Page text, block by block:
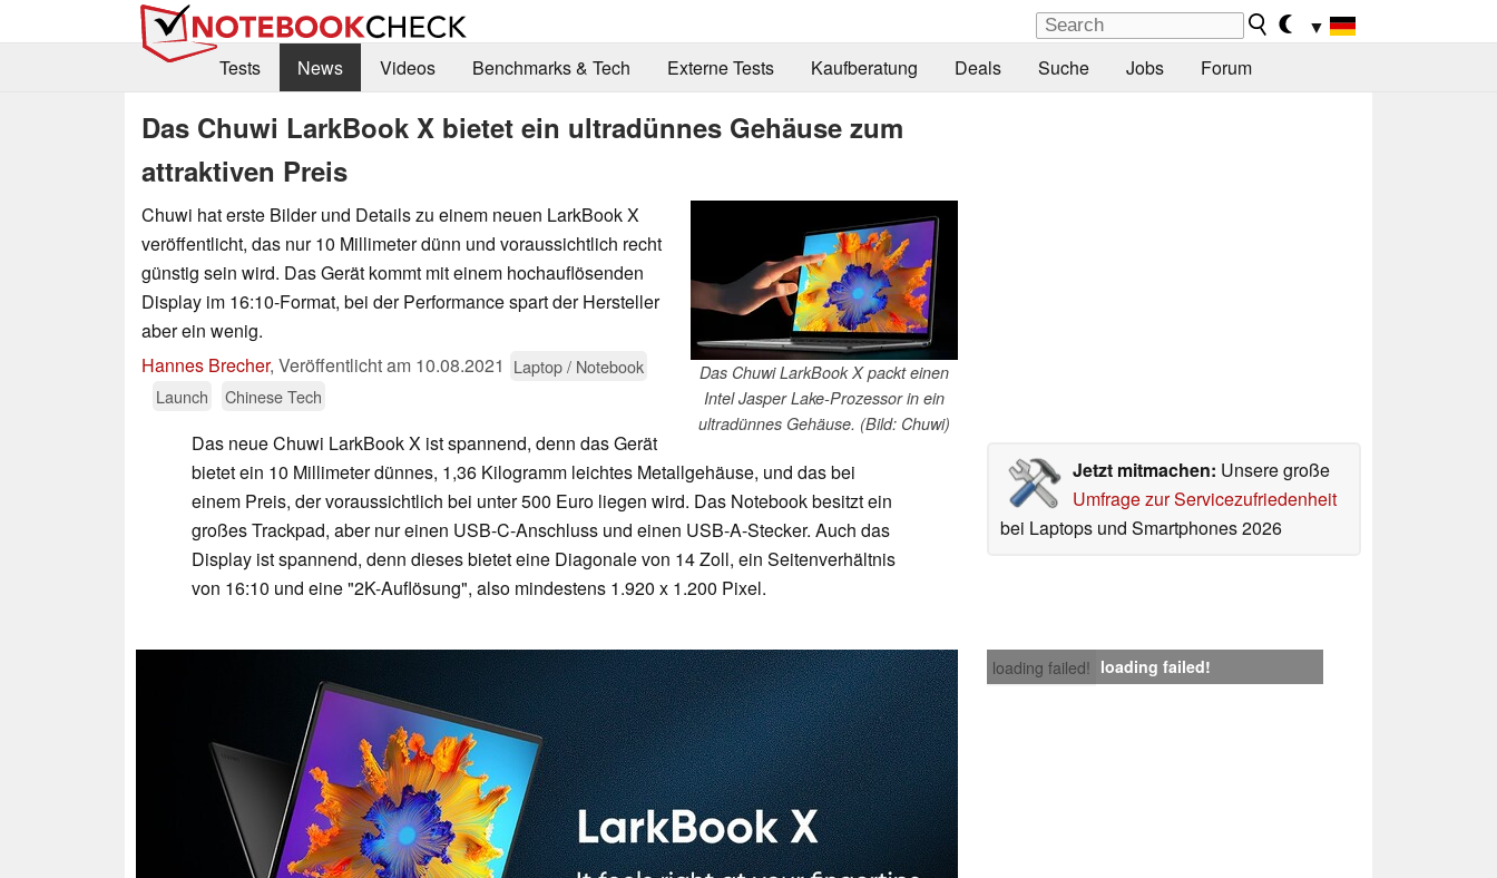
▼
Tests
News Videos Benchmarks & Tech Externe Tests Kaufberatung Deals Suche Jobs Forum
Das Chuwi LarkBook X bietet ein ultradünnes Gehäuse zum
attraktiven Preis
Das Chuwi LarkBook X packt einen
Intel Jasper Lake-Prozessor in ein
ultradünnes Gehäuse. (Bild: Chuwi)
Chuwi hat erste Bilder und Details zu einem neuen LarkBook X
veröffentlicht, das nur 10 Millimeter dünn und voraussichtlich recht
günstig sein wird. Das Gerät kommt mit einem hochauflösenden
Display im 16:10-Format, bei der Performance spart der Hersteller
aber ein wenig.
Hannes Brecher, Veröffentlicht am 10.08.2021 Laptop / Notebook
Launch
Chinese Tech
Jetzt mitmachen: Unsere große
Umfrage zur Servicezufriedenheit
bei Laptops und Smartphones 2026
Das neue Chuwi LarkBook X ist spannend, denn das Gerät
bietet ein 10 Millimeter dünnes, 1,36 Kilogramm leichtes Metallgehäuse, und das bei
einem Preis, der voraussichtlich bei unter 500 Euro liegen wird. Das Notebook besitzt ein
großes Trackpad, aber nur einen USB-C-Anschluss und einen USB-A-Stecker. Auch das
Display ist spannend, denn dieses bietet eine Diagonale von 14 Zoll, ein Seitenverhältnis
von 16:10 und eine "2K-Auflösung", also mindestens 1.920 x 1.200 Pixel.
loading failed! loading failed!